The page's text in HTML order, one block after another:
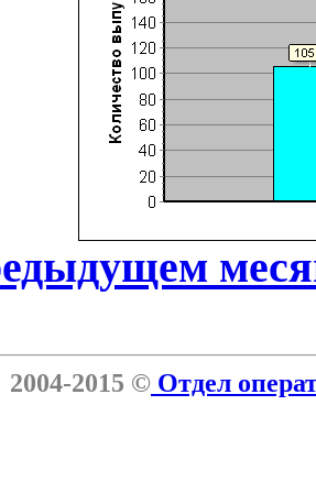
2004-2015 © Отдел